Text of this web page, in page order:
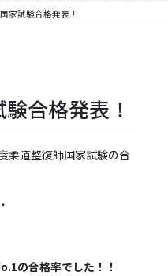
家試験合格発表！
合格発表！
柔道整復師国家試験の合
の合格率でした！！